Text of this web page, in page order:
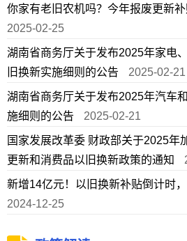
你家有老旧农机吗？今年报废更新补
2025-02-25
湖南省商务厅关于发布2025年家电
旧换新实施细则的公告
2025-02-21
湖南省商务厅关于发布2025年汽车
施细则的公告
2025-02-21
国家发展改革委 财政部关于2025年
更新和消费品以旧换新政策的通知
新增14亿元！以旧换新补贴倒计时
2024-12-25